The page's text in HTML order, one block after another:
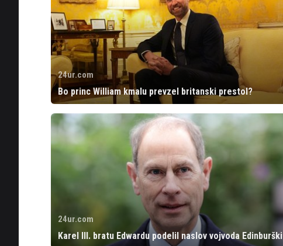
24ur.com
Bo princ William kmalu prevzel britanski prestol?
24ur.com
Karel III. bratu Edwardu podelil naslov vojvoda Edinburški